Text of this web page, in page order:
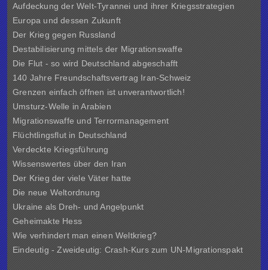
Aufdeckung der Welt-Tyrannei und ihrer Kriegsstrategien
Europa und dessen Zukunft
Der Krieg gegen Russland
Destabilisierung mittels der Migrationswaffe
Die Flut - so wird Deutschland abgeschafft
140 Jahre Freundschaftsvertrag Iran-Schweiz
Grenzen einfach öffnen ist unverantwortlich!
Umsturz-Welle in Arabien
Migrationswaffe und Terrormanagement
Flüchtlingsflut in Deutschland
Verdeckte Kriegsführung
Wissenswertes über den Iran
Der Krieg der viele Väter hatte
Die neue Weltordnung
Ukraine als Dreh- und Angelpunkt
Geheimakte Hess
Wie verhindert man einen Weltkrieg?
Eindeutig - Zweideutig: Crash-Kurs zum UN-Migrationspakt